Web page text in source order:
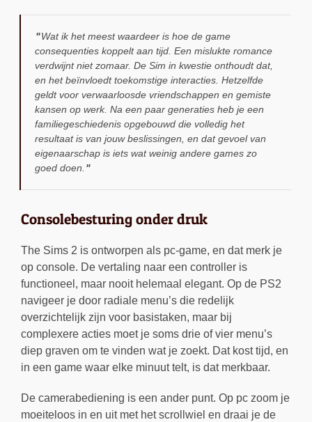
Wat ik het meest waardeer is hoe de game
consequenties koppelt aan tijd. Een mislukte romance
verdwijnt niet zomaar. De Sim in kwestie onthoudt dat,
en het beïnvloedt toekomstige interacties. Hetzelfde
geldt voor verwaarloosde vriendschappen en gemiste
kansen op werk. Na een paar generaties heb je een
familiegeschiedenis opgebouwd die volledig het
resultaat is van jouw beslissingen, en dat gevoel van
eigenaarschap is iets wat weinig andere games zo
goed doen.
Consolebesturing onder druk
The Sims 2 is ontworpen als pc-game, en dat merk je
op console. De vertaling naar een controller is
functioneel, maar nooit helemaal elegant. Op de PS2
navigeer je door radiale menu’s die redelijk
overzichtelijk zijn voor basistaken, maar bij
complexere acties moet je soms drie of vier menu’s
diep graven om te vinden wat je zoekt. Dat kost tijd, en
in een game waar elke minuut telt, is dat merkbaar.
De camerabediening is een ander punt. Op pc zoom je
moeiteloos in en uit met het scrollwiel en draai je de